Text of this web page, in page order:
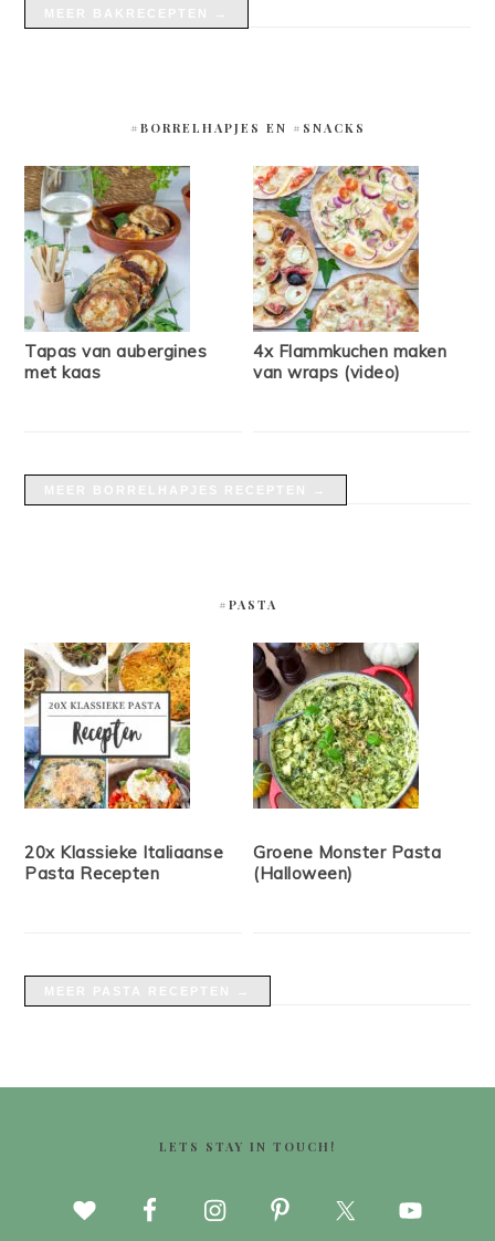
#BORRELHAPJES EN #SNACKS
Tapas van aubergines
met kaas
4x Flammkuchen maken
van wraps (video)
#PASTA
20x Klassieke Italiaanse
Pasta Recepten
Groene Monster Pasta
(Halloween)
LETS STAY IN TOUCH!